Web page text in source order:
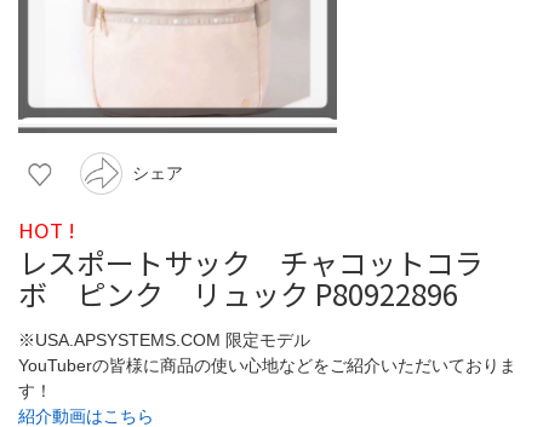
シェア
HOT !
レスポートサック チャコットコラ
ボ ピンク リュック P80922896
※USA.APSYSTEMS.COM 限定モデル
YouTuberの皆様に商品の使い心地などをご紹介いただいておりま
す！
紹介動画はこちら